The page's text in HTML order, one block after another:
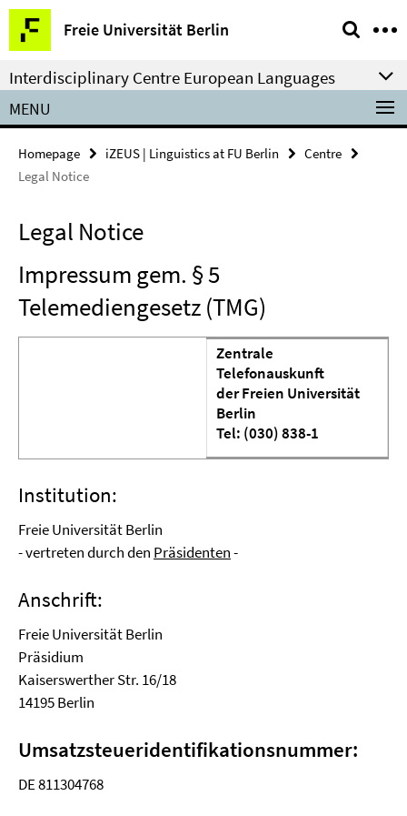
Springe
direkt
zu
Inhalt
Freie Universität Berlin
Service
Navigation
Interdisciplinary Centre European Languages
MENU
Homepage iZEUS | Linguistics at FU Berlin
Centre
Legal Notice
Legal Notice
Impressum gem. § 5
Telemediengesetz (TMG)
Zentrale
Telefonauskunft
der Freien Universität
Berlin
Tel: (030) 838-1
Institution:
Freie Universität Berlin
- vertreten durch den Präsidenten-
Anschrift:
Freie Universität Berlin
Präsidium
Kaiserswerther Str. 16/18
14195 Berlin
Umsatzsteueridentifikationsnummer:
DE 811304768